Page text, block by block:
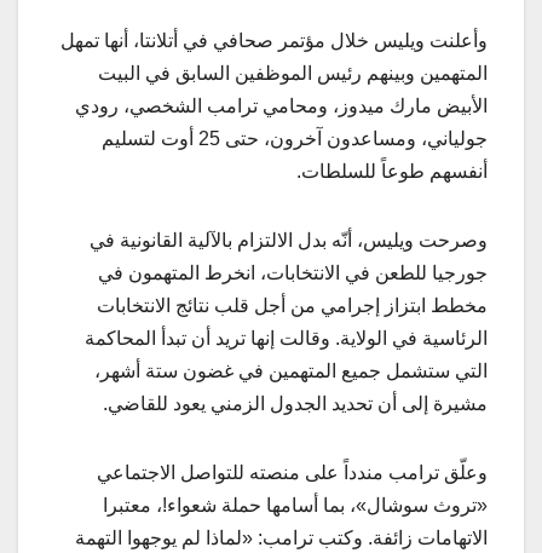
وأعلنت ويليس خلال مؤتمر صحافي في أتلانتا، أنها تمهل
المتهمين وبينهم رئيس الموظفين السابق في البيت
الأبيض مارك ميدوز، ومحامي ترامب الشخصي، رودي
جولياني، ومساعدون آخرون، حتى 25 أوت لتسليم
أنفسهم طوعاً للسلطات.
وصرحت ويليس، أنّه بدل الالتزام بالآلية القانونية في
جورجيا للطعن في الانتخابات، انخرط المتهمون في
مخطط ابتزاز إجرامي من أجل قلب نتائج الانتخابات
الرئاسية في الولاية. وقالت إنها تريد أن تبدأ المحاكمة
التي ستشمل جميع المتهمين في غضون ستة أشهر،
مشيرة إلى أن تحديد الجدول الزمني يعود للقاضي.
وعلّق ترامب مندداً على منصته للتواصل الاجتماعي
«تروث سوشال»، بما أسامها حملة شعواء!، معتبرا
الاتهامات زائفة. وكتب ترامب: «لماذا لم يوجهوا التهمة